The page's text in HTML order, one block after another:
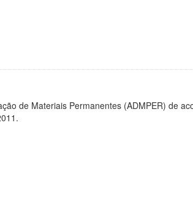
de Materiais Permanentes (ADMPER) de